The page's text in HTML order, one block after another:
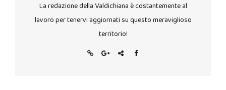
La redazione della Valdichiana è costantemente al
lavoro per tenervi aggiornati su questo meraviglioso
territorio!